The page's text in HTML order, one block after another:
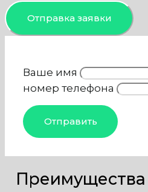
Отправка заявки
Ваше имя
номер телефона
Преимущества